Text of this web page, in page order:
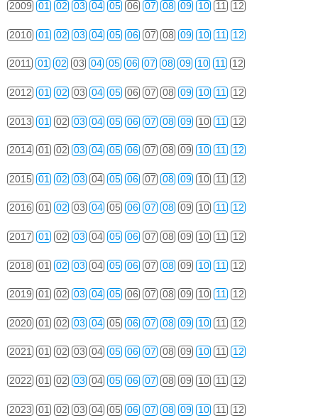
2009 01 02 03 04 05 06 07 08 09 10 11 12
2010 01 02 03 04 05 06 07 08 09 10 11 12
2011 01 02 03 04 05 06 07 08 09 10 11 12
2012 01 02 03 04 05 06 07 08 09 10 11 12
2013 01 02 03 04 05 06 07 08 09 10 11 12
2014 01 02 03 04 05 06 07 08 09 10 11 12
2015 01 02 03 04 05 06 07 08 09 10 11 12
2016 01 02 03 04 05 06 07 08 09 10 11 12
2017 01 02 03 04 05 06 07 08 09 10 11 12
2018 01 02 03 04 05 06 07 08 09 10 11 12
2019 01 02 03 04 05 06 07 08 09 10 11 12
2020 01 02 03 04 05 06 07 08 09 10 11 12
2021 01 02 03 04 05 06 07 08 09 10 11 12
2022 01 02 03 04 05 06 07 08 09 10 11 12
2023 01 02 03 04 05 06 07 08 09 10 11 12